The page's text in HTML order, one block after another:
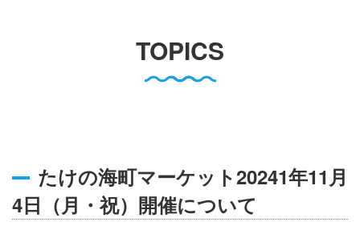
Q O
TOPICS
たけの海町マーケット20241年11月
4日（月・祝）開催について